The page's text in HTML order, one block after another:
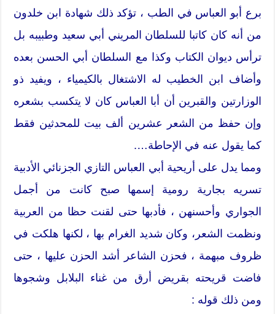
برع أبو العباس في الطب ، تؤكد ذلك شهادة ابن خلدون
من أنه كان كاتبا للسلطان المريني أبي سعيد وطبيبه بل
ترأس ديوان الكتاب وكذا مع السلطان أبي الحسن بعده
وأضاف ابن الخطيب له الاشتغال بالكيمياء ، ويفيد ذو
الوزارتين والقبرين أن أبا العباس كان لا يتكسب بشعره
وإن حفظ من الشعر عشرين ألف بيت للمحدثين فقط
كما يقول عنه في الإحاطة….
ومما يدل على أريحية أبي العباس التازي الجزنائي الأدبية
تسريه بجارية رومية إسمها صبح كانت من أجمل
الجواري وأحسنهن ، فأدبها حتى لقنت حظا من العربية
ونظمت الشعر، وكان شديد الغرام بها ، لكنها هلكت في
ظروف مبهمة ، فحزن الشاعر أشد الحزن عليها ، حتى
فاضت قريحته بقريض أرق من غناء البلابل وشجوها
ومن ذلك قوله :